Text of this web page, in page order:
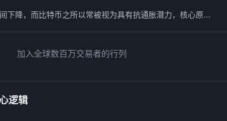
下降，而比特币之所以常被视为具有抗通胀潜力，核心原...
加入全球数百万交易者的行列
逻辑